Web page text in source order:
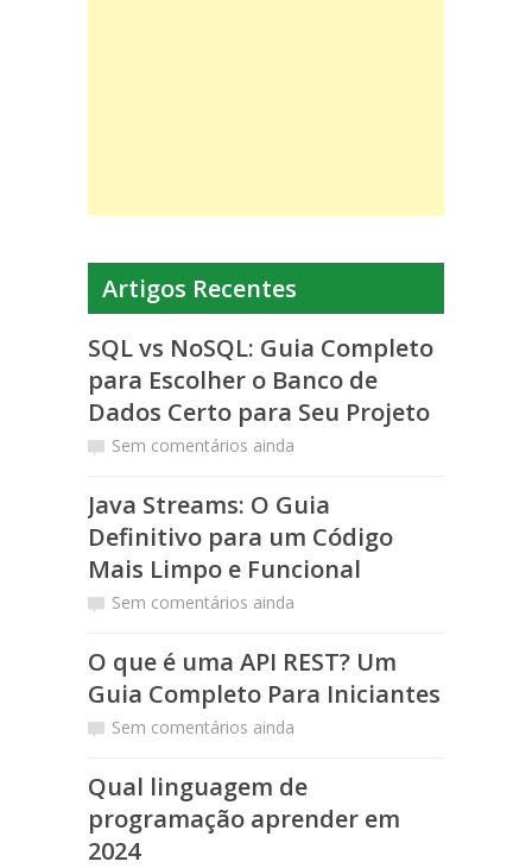
Artigos Recentes
SQL vs NoSQL: Guia Completo
para Escolher o Banco de
Dados Certo para Seu Projeto
Sem comentários ainda
Java Streams: O Guia
Definitivo para um Código
Mais Limpo e Funcional
Sem comentários ainda
O que é uma API REST? Um
Guia Completo Para Iniciantes
Sem comentários ainda
Qual linguagem de
programação aprender em
2024